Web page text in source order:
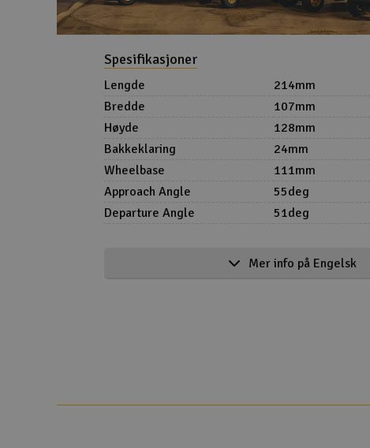
Spesifikasjoner
Lengde
214mm
Bredde
107mm
Høyde
128mm
Bakkeklaring
24mm
Wheelbase
111mm
Approach Angle
55deg
Departure Angle
51deg
Officially licensed by Land Rover, FMS presents
Rover, Discovery, Defender 90, and Defender
Camel Trophy competitions. These models
the past. We welcome you to experience the
Mer info på Engelsk